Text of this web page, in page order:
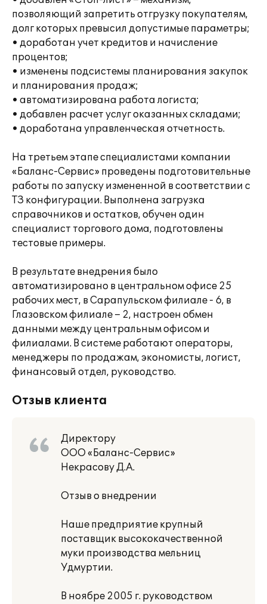
позволяющий запретить отгрузку покупателям,
долг которых превысил допустимые параметры;
• доработан учет кредитов и начисление
процентов;
• изменены подсистемы планирования закупок
и планирования продаж;
• автоматизирована работа логиста;
• добавлен расчет услуг оказанных складами;
• доработана управленческая отчетность.
На третьем этапе специалистами компании
«Баланс-Сервис» проведены подготовительные
работы по запуску измененной в соответствии с
ТЗ конфигурации. Выполнена загрузка
справочников и остатков, обучен один
специалист торгового дома, подготовлены
тестовые примеры.
В результате внедрения было
автоматизировано в центральном офисе 25
рабочих мест, в Сарапульском филиале - 6, в
Глазовском филиале – 2, настроен обмен
данными между центральным офисом и
филиалами. В системе работают операторы,
менеджеры по продажам, экономисты, логист,
финансовый отдел, руководство.
Отзыв клиента
Директору
ООО «Баланс-Сервис»
Некрасову Д.А.
Отзыв о внедрении
Наше предприятие крупный
поставщик высококачественной
муки производства мельниц
Удмуртии.
В ноябре 2005 г. руководством